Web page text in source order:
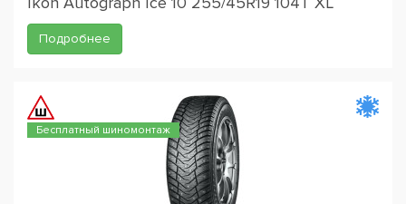
Подробнее
Бесплатный шиномонтаж